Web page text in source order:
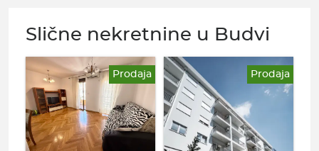
Slične nekretnine u Budvi
Prodaja Prodaja